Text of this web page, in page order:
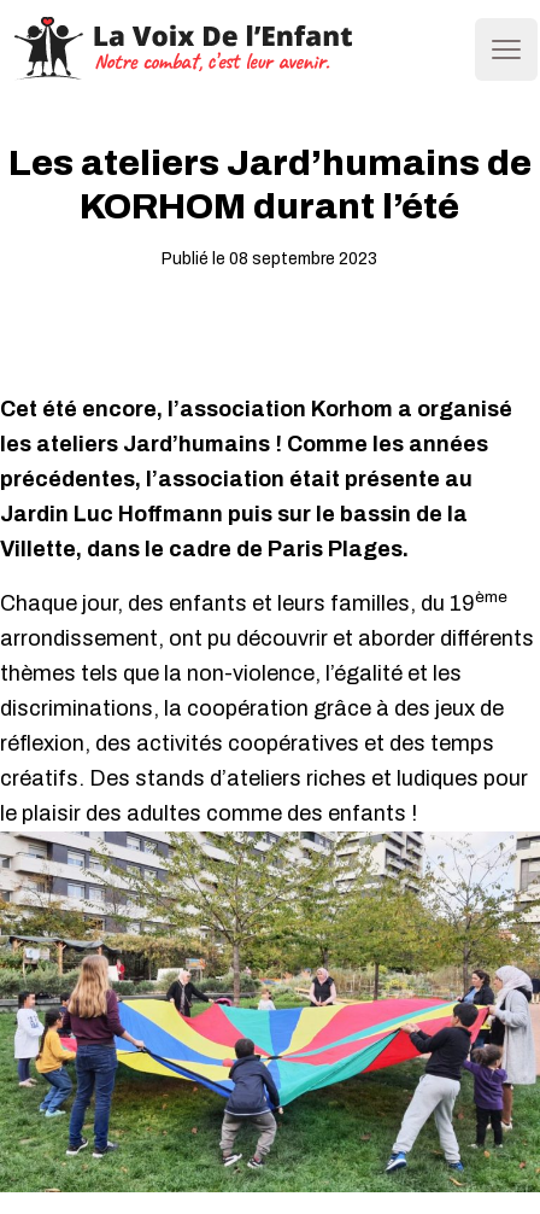
Les ateliers Jard’humains de
KORHOM durant l’été
Publié le 08 septembre 2023
Cet été encore, l’association Korhom a organisé
les ateliers Jard’humains ! Comme les années
précédentes, l’association était présente au
Jardin Luc Hoffmann puis sur le bassin de la
Villette, dans le cadre de Paris Plages.
Chaque jour, des enfants et leurs familles, du 19ème
arrondissement, ont pu découvrir et aborder différents
thèmes tels que la non-violence, l’égalité et les
discriminations, la coopération grâce à des jeux de
réflexion, des activités coopératives et des temps
créatifs. Des stands d’ateliers riches et ludiques pour
le plaisir des adultes comme des enfants !